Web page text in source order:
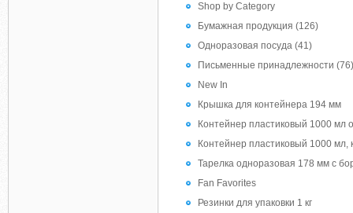
Shop by Category
Бумажная продукция (126)
Одноразовая посуда (41)
Письменные принадлежности (76)
New In
Крышка для контейнера 194 мм
Контейнер пластиковый 1000 мл
Контейнер пластиковый 1000 мл,
Тарелка одноразовая 178 мм с
Fan Favorites
Резинки для упаковки 1 кг